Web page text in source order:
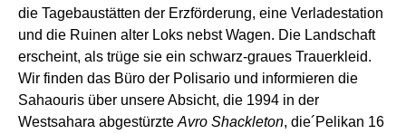
die Tagebaustätten der Erzförderung, eine Verladestation
und die Ruinen alter Loks nebstWagen. Die Landschaft
erscheint, als trüge sie ein schwarz-graues Trauerkleid.
Wir finden das Büro der Polisario und informieren die
Sahaouris über unsere Absicht, die 1994 in der
Westsahara abgestürzte Avro Shackleton, die´Pelikan 16